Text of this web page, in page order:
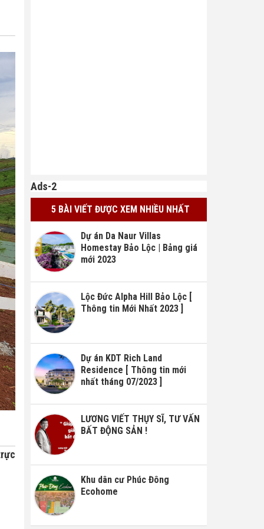
Ads-2
5 BÀI VIẾT ĐƯỢC XEM NHIỀU NHẤT
Dự án Da Naur Villas
Homestay Bảo Lộc | Bảng giá
mới 2023
Lộc Đức Alpha Hill Bảo Lộc [
Thông tin Mới Nhất 2023 ]
Dự án KDT Rich Land
Residence [ Thông tin mới
nhất tháng 07/2023 ]
LƯƠNG VIẾT THỤY SĨ, TƯ VẤN
BẤT ĐỘNG SẢN !
Khu dân cư Phúc Đông
Ecohome